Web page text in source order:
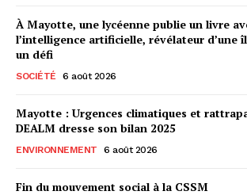
À Mayotte, une lycéenne publie un livre
l’intelligence artificielle, révélateur d’une
un défi
SOCIÉTÉ 6 août 2026
Mayotte : Urgences climatiques et
DEALM dresse son bilan 2025
ENVIRONNEMENT 6 août 2026
Fin du mouvement social à la CSSM